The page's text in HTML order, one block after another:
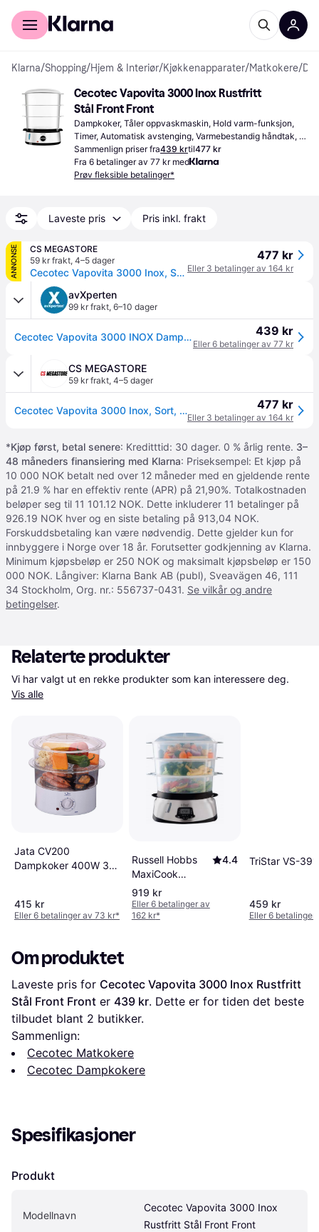
For kunder
Klarna/Shopping/Hjem & Interiør/Kjøkkenapparater/Matkokere/
Cecotec Vapovita 3000 Inox Rustfritt
Stål Front Front
Dampkoker, Tåler oppvaskmaskin, Hold varm-funksjon,
Timer, Automatisk avstenging, Varmebestandig håndtak,
2.378gal
Sammenlign priser fra439 krtil477 kr
Fra 6 betalinger av 77 kr med
Prøv fleksible betalinger*
Laveste pris Pris inkl. frakt
ANNONSE
CS MEGASTORE
59 kr frakt, 4–5 dager
Cecotec Vapovita 3000 Inox, Sort, Rustfritt stål, Gjennomsiktig, Frittstående, Rotasjon, Front, 1 l, Mekanisk
477 kr
Eller 3 betalinger av 164 kr
avXperten
99 kr frakt, 6–10 dager
Cecotec Vapovita 3000 INOX Dampkoker - 9L, 800W - Stål 439 kr
Eller 6 betalinger av 77 kr
CS MEGASTORE
59 kr frakt, 4–5 dager
Cecotec Vapovita 3000 Inox, Sort, Rustfritt stål, Gjennomsiktig, Frittstående, Rotasjon, Front, 1 l, Mekanisk 477 kr
Eller 3 betalinger av 164 kr
*Kjøp først, betal senere: Kreditttid: 30 dager. 0 % årlig rente. 3–
48 måneders finansiering med Klarna: Priseksempel: Et kjøp på
10 000 NOK betalt ned over 12 måneder med en gjeldende rente
på 21.9 % har en effektiv rente (APR) på 21,90%. Totalkostnaden
beløper seg til 11 101.12 NOK. Dette inkluderer 11 betalinger på
926.19 NOK hver og en siste betaling på 913,04 NOK.
Forskuddsbetaling kan være nødvendig. Dette gjelder kun for
innbyggere i Norge over 18 år. Forutsetter godkjenning av Klarna.
Minimum kjøpsbeløp er 250 NOK og maksimalt kjøpsbeløp er 150
000 NOK. Långiver: Klarna Bank AB (publ), Sveavägen 46, 111
34 Stockholm, Org. nr.: 556737-0431. Se vilkår og andre
betingelser.
Relaterte produkter
Vis alle
Jata CV200
Dampkoker 400W 3.5
415 kr
Eller 6 betalinger av 73 kr*
Russell Hobbs
MaxiCook
Steamer 10.5
Liter
4.4
919 kr
Eller 6 betalinger av
162 kr*
TriStar VS-
459 kr
Eller 6 betalinger
Om produktet
Laveste pris for Cecotec Vapovita 3000 Inox Rustfritt
Stål Front Front er 439 kr. Dette er for tiden det beste
tilbudet blant 2 butikker.
Sammenlign:
Cecotec Matkokere
Cecotec Dampkokere
Spesifikasjoner
Produkt
Modellnavn
Cecotec Vapovita 3000 Inox
Rustfritt Stål Front Front